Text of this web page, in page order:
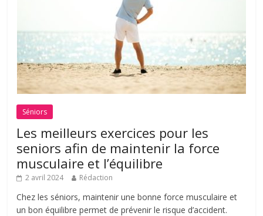
Séniors
Les meilleurs exercices pour les
seniors afin de maintenir la force
musculaire et l’équilibre
2 avril 2024 Rédaction
Chez les séniors, maintenir une bonne force musculaire et
un bon équilibre permet de prévenir le risque d’accident.